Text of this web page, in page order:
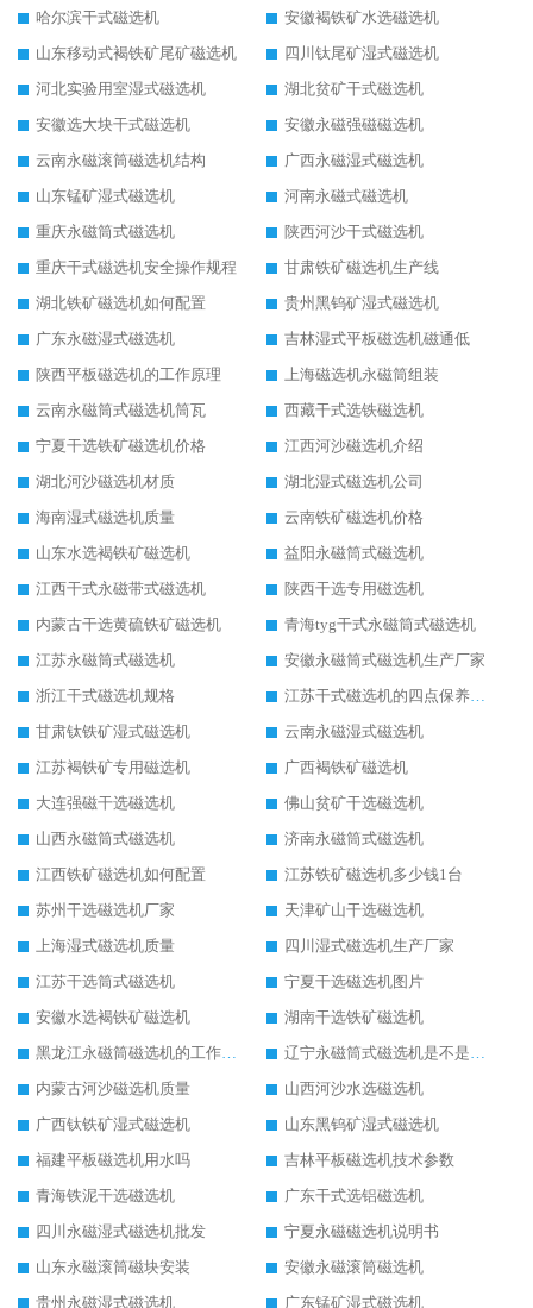
哈尔滨干式磁选机
安徽褐铁矿水选磁选机
山东移动式褐铁矿尾矿磁选机
四川钛尾矿湿式磁选机
河北实验用室湿式磁选机
湖北贫矿干式磁选机
安徽选大块干式磁选机
安徽永磁强磁磁选机
云南永磁滚筒磁选机结构
广西永磁湿式磁选机
山东锰矿湿式磁选机
河南永磁式磁选机
重庆永磁筒式磁选机
陕西河沙干式磁选机
重庆干式磁选机安全操作规程
甘肃铁矿磁选机生产线
湖北铁矿磁选机如何配置
贵州黑钨矿湿式磁选机
广东永磁湿式磁选机
吉林湿式平板磁选机磁通低
陕西平板磁选机的工作原理
上海磁选机永磁筒组装
云南永磁筒式磁选机筒瓦
西藏干式选铁磁选机
宁夏干选铁矿磁选机价格
江西河沙磁选机介绍
湖北河沙磁选机材质
湖北湿式磁选机公司
海南湿式磁选机质量
云南铁矿磁选机价格
山东水选褐铁矿磁选机
益阳永磁筒式磁选机
江西干式永磁带式磁选机
陕西干选专用磁选机
内蒙古干选黄硫铁矿磁选机
青海tyg干式永磁筒式磁选机
江苏永磁筒式磁选机
安徽永磁筒式磁选机生产厂家
浙江干式磁选机规格
江苏干式磁选机的四点保养秘籍
甘肃钛铁矿湿式磁选机
云南永磁湿式磁选机
江苏褐铁矿专用磁选机
广西褐铁矿磁选机
大连强磁干选磁选机
佛山贫矿干选磁选机
山西永磁筒式磁选机
济南永磁筒式磁选机
江西铁矿磁选机如何配置
江苏铁矿磁选机多少钱1台
苏州干选磁选机厂家
天津矿山干选磁选机
上海湿式磁选机质量
四川湿式磁选机生产厂家
江苏干选筒式磁选机
宁夏干选磁选机图片
安徽水选褐铁矿磁选机
湖南干选铁矿磁选机
黑龙江永磁筒磁选机的工作原理
辽宁永磁筒式磁选机是不是强磁
内蒙古河沙磁选机质量
山西河沙水选磁选机
广西钛铁矿湿式磁选机
山东黑钨矿湿式磁选机
福建平板磁选机用水吗
吉林平板磁选机技术参数
青海铁泥干选磁选机
广东干式选铝磁选机
四川永磁湿式磁选机批发
宁夏永磁磁选机说明书
山东永磁滚筒磁块安装
安徽永磁滚筒磁选机
贵州永磁湿式磁选机
广东锰矿湿式磁选机